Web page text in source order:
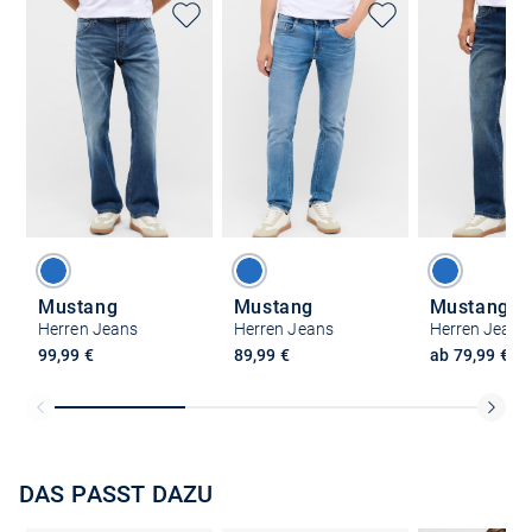
Mustang
Herren Jeans
99,99 €
Mustang
Herren Jeans
89,99 €
Mustang
Herren Jeans
ab 79,99 €
DAS PASST DAZU